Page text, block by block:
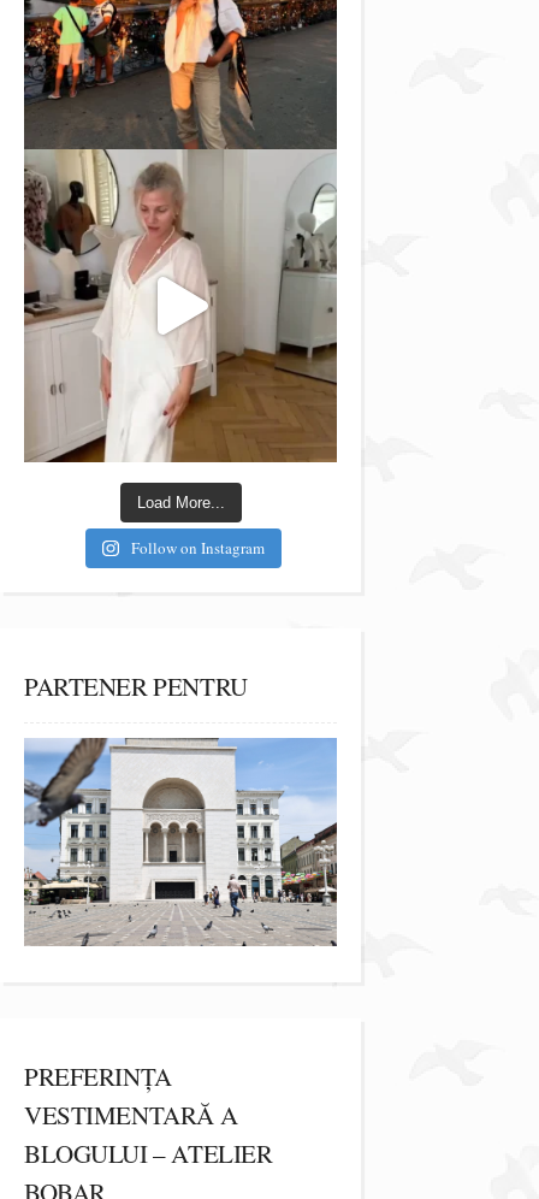
Load More...
Follow on Instagram
PARTENER PENTRU
PREFERINȚA
VESTIMENTARĂ A
BLOGULUI – ATELIER
BOBAR